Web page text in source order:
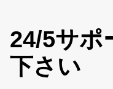
24/5サポ
下さい